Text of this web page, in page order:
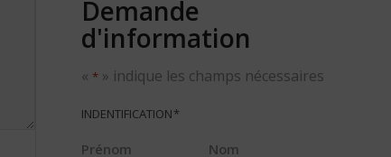
Demande
d'information
«* » indique les champs nécessaires
INDENTIFICATION*
Prénom Nom